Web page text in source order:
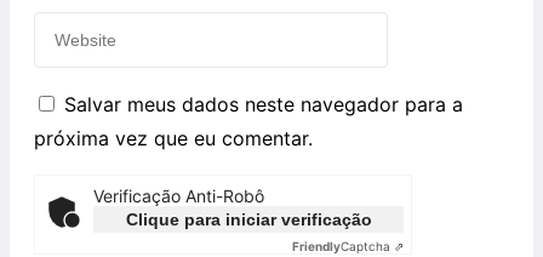
Salvar meus dados neste navegador para a
próxima vez que eu comentar.
Verificação Anti-Robô
Clique para iniciar verificação
FriendlyCaptcha ⇗